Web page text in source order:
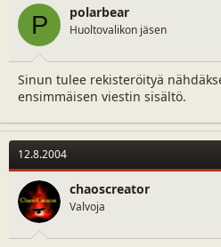
P polarbear
Huoltovalikon jäsen
Sinun tulee rekisteröityä
ensimmäisen viestin sisältö.
12.8.2004
chaoscreator
Valvoja